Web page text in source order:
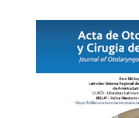
Barra
lateral
del
artículo